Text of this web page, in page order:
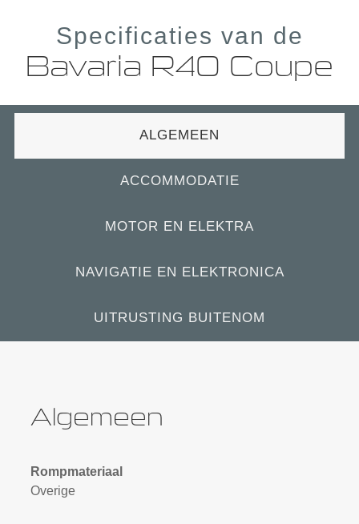
Specificaties van de
Bavaria R40 Coupe
Algemeen
Rompmateriaal
Overige
ALGEMEEN
ACCOMMODATIE
MOTOR EN ELEKTRA
NAVIGATIE EN ELEKTRONICA
UITRUSTING BUITENOM